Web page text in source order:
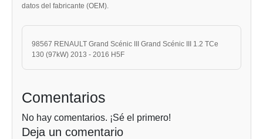
datos del fabricante (OEM).
98567 RENAULT Grand Scénic III Grand Scénic III 1.2 TCe
130 (97kW) 2013 - 2016 H5F
Comentarios
No hay comentarios. ¡Sé el primero!
Deja un comentario